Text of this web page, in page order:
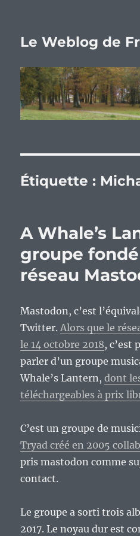
Le Weblog de
Étiquette :
A Whale’s
groupe
réseau
Mastodon, c’est
Twitter.Alors que le
le 14 octobre 2018, c’est
parler d’un groupe
Whale’s Lantern,dont
téléchargeables à prix
C’est un groupe de
Tryad créé en 2005
pris mastodon comme
contact.
Le groupe a sorti trois
2017. Le noyau dur est